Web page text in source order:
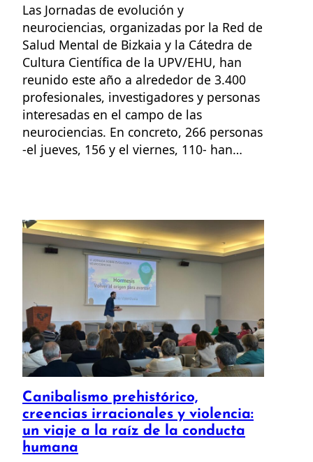
Las Jornadas de evolución y
neurociencias, organizadas por la Red de
Salud Mental de Bizkaia y la Cátedra de
Cultura Científica de la UPV/EHU, han
reunido este año a alrededor de 3.400
profesionales, investigadores y personas
interesadas en el campo de las
neurociencias. En concreto, 266 personas
-el jueves, 156 y el viernes, 110- han…
Canibalismo prehistórico,
creencias irracionales y violencia:
un viaje a la raíz de la conducta
humana